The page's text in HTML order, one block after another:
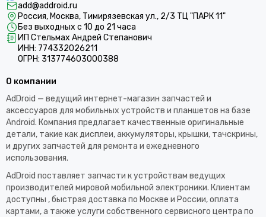
add@addroid.ru
Россия, Москва, Тимирязевская ул., 2/3 ТЦ "ПАРК 11"
Без выходных с 10 до 21 часа
ИП Стельмах Андрей Степанович
ИНН: 774332026211
ОГРН: 313774603000388
О компании
AdDroid — ведущий интернет-магазин запчастей и
аксессуаров для мобильных устройств и планшетов на базе
Android. Компания предлагает качественные оригинальные
детали, такие как дисплеи, аккумуляторы, крышки, тачскрины,
и других запчастей для ремонта и ежедневного
использования.​
AdDroid поставляет запчасти к устройствам ведущих
производителей мировой мобильной электроники. Клиентам
доступны , быстрая доставка по Москве и России, оплата
картами, а также услуги собственного сервисного центра по